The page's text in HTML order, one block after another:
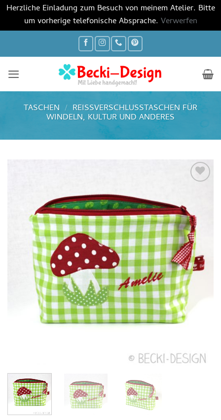
Herzliche Einladung zum Besuch von meinem Atelier. Bitte
um vorherige telefonische Absprache. Verwerfen
TASCHEN / REISSVERSCHLUSSTASCHEN FÜR W
INDELN, KULTUR UND ANDERES
Wunschliste